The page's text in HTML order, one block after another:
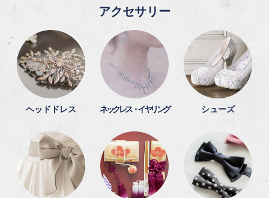
アクセサリー
ヘッドドレス ネックレス・イヤリング シューズ